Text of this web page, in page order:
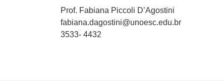
Prof. Fabiana Piccoli D’Agostini
fabiana.dagostini@unoesc.edu.br
3533- 4432